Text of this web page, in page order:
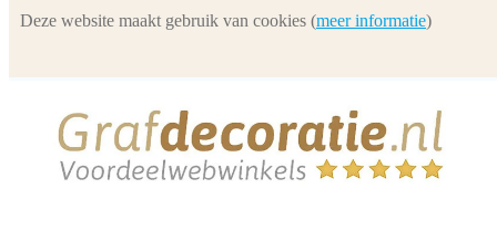
Deze website maakt gebruik van cookies (meer informatie)